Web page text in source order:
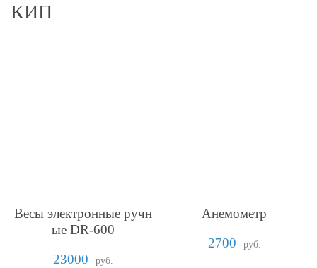
КИП
Весы электронные ручн
ые DR-600
23000
руб.
Анемометр
2700
руб.